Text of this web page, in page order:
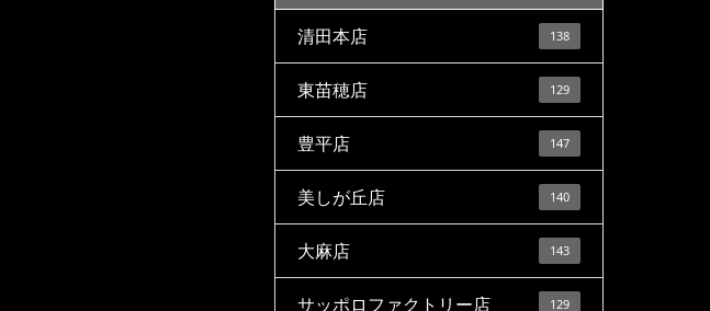
清田本店 138
東苗穂店 129
豊平店 147
美しが丘店 140
大麻店 143
サッポロファクトリー店 129